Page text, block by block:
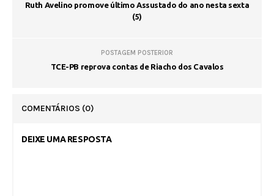
Ruth Avelino promove último Assustado do ano nesta sexta
(5)
POSTAGEM POSTERIOR
TCE-PB reprova contas de Riacho dos Cavalos
COMENTÁRIOS (0)
DEIXE UMA RESPOSTA